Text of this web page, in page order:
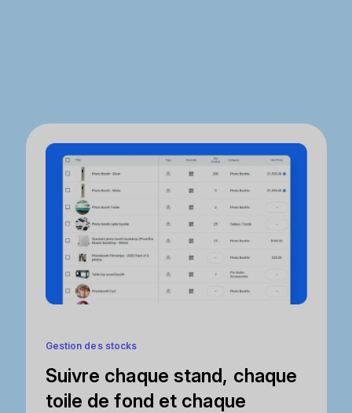
Gestion des stocks
Suivre chaque stand, chaque
toile de fond et chaque